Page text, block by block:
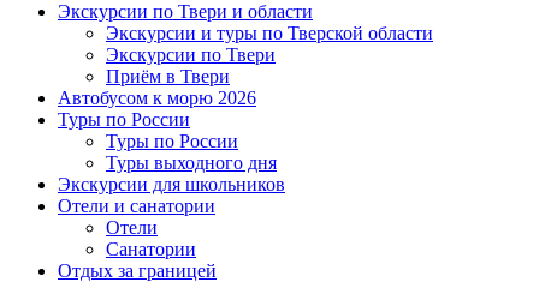
Экскурсии по Твери и области
Экскурсии и туры по Тверской области
Экскурсии по Твери
Приём в Твери
Автобусом к морю 2026
Туры по России
Туры по России
Туры выходного дня
Экскурсии для школьников
Отели и санатории
Отели
Санатории
Отдых за границей